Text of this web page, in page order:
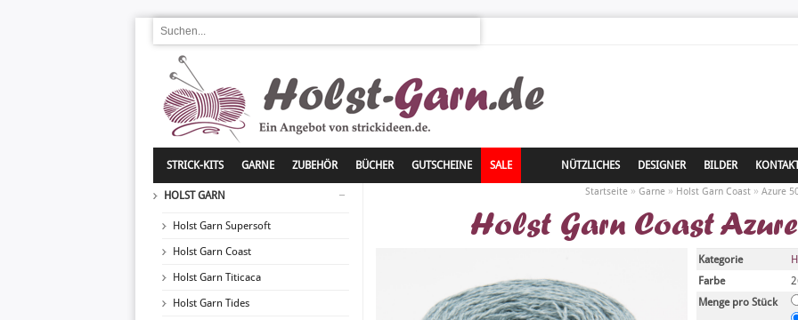
STRICK-KITS GARNE ZUBEHÖR BÜCHER GUTSCHEINE SALE NÜTZLICHES DESIGNER BILDER
HOLST GARN
Holst Garn Supersoft
Holst Garn Coast
Holst Garn Titicaca
Holst Garn Tides
Startseite » Garne » Holst Garn Coast » Azure
Holst Garn Coast
Kategorie
Farbe
Menge pro Stück